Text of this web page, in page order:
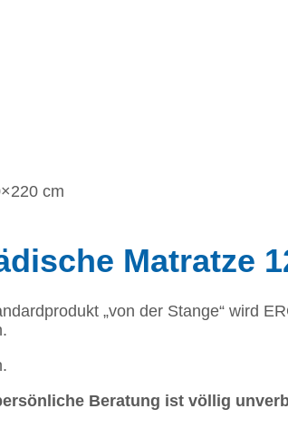
cm
Matratze
„von der Stange“ wird
Beratung ist völlig